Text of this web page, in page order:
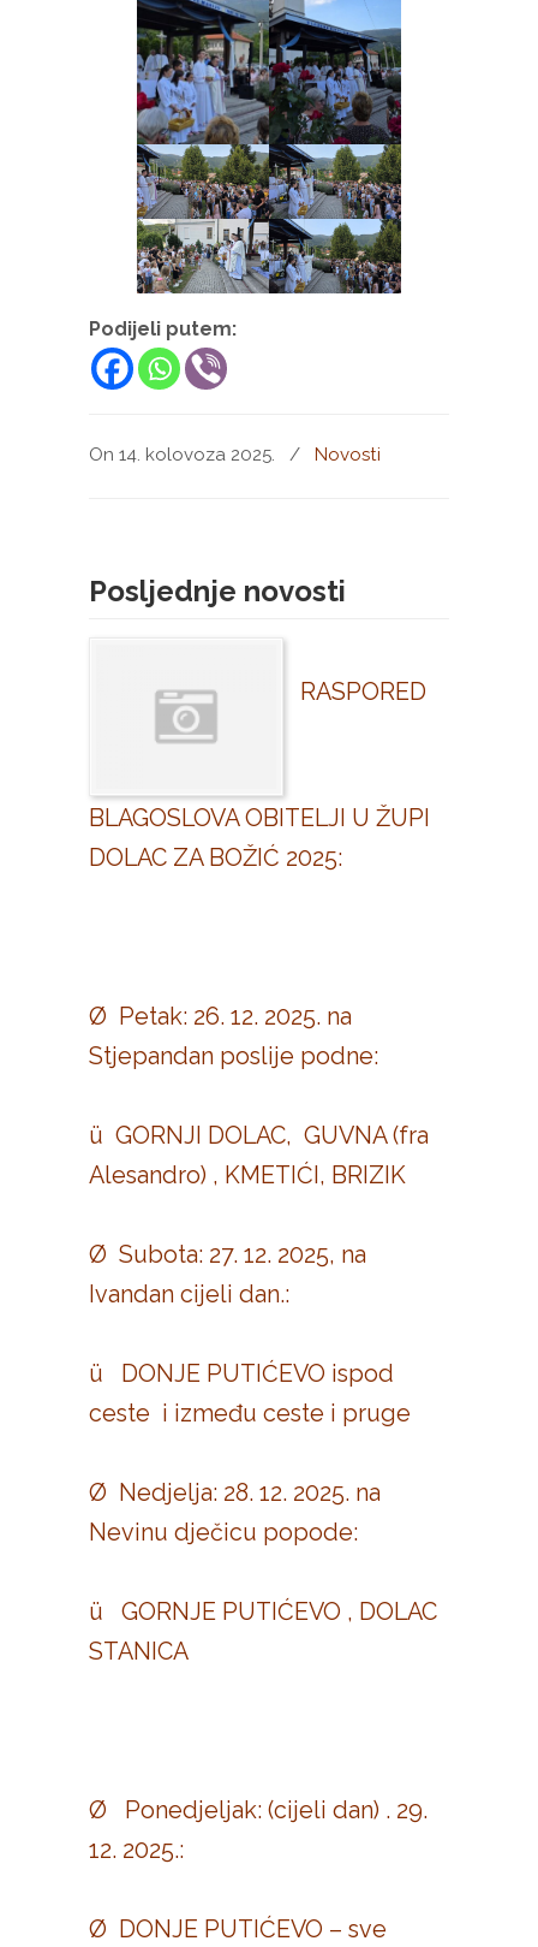
Podijeli putem:
On 14. kolovoza 2025. / Novosti
Posljednje novosti
RASPORED
BLAGOSLOVA OBITELJI U ŽUPI
DOLAC ZA BOŽIĆ 2025:
Ø Petak: 26. 12. 2025. na
Stjepandan poslije podne:
ü GORNJI DOLAC, GUVNA (fra
Alesandro) , KMETIĆI, BRIZIK
Ø Subota: 27. 12. 2025, na
Ivandan cijeli dan.:
ü DONJE PUTIĆEVO ispod
ceste i između ceste i pruge
Ø Nedjelja: 28. 12. 2025. na
Nevinu dječicu popode:
ü GORNJE PUTIĆEVO , DOLAC
STANICA
Ø Ponedjeljak: (cijeli dan) . 29.
12. 2025.:
Ø DONJE PUTIĆEVO – sve